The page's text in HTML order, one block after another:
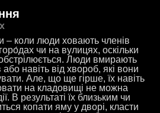
– коли люди ховають членів
чи на вулицях, оскільки
обстрілюється. Люди вмирають
або навіть від хвороб, які вони
Але, що ще гірше, їх навіть
на кладовищі не можна
В результаті їх близьким чи
копати яму у дворі, класти